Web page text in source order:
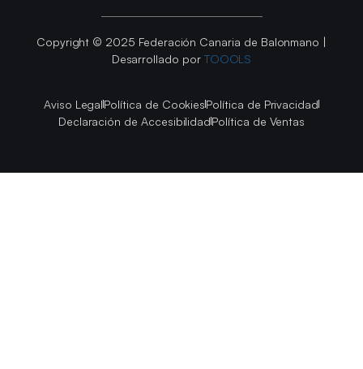
Copyright © 2025 Federación Canaria de Balonmano |
Desarrollado por TOOOLS
Aviso LegalPolítica de CookiesPolítica de Privacidad
Declaración de AccesibilidadPolítica de Ventas